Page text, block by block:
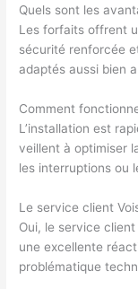
Quels sont les
Les forfaits offrent
sécurité renforcée
adaptés aussi bien
Comment
L’installation est
veillent à optimiser
les interruptions ou
Le service client
Oui, le service
une excellente
problématique